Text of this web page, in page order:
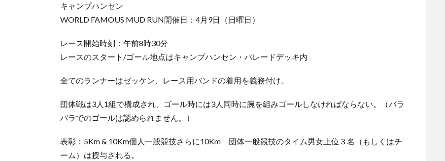
キャンプハンセン
WORLD FAMOUS MUD RUN開催日：4月9日（日曜日）
レース開始時刻：午前8時30分
レースのスタート/ゴール地点はキャンプハンセン・パレードデッキ内
全てのランナーはゼッケン、レース用バンドの着用を義務付け。
団体戦は3人1組で構成され、ゴール時には3人同時に腕を組みゴールしなければならない。（バラ
バラでのゴールは認められません。）
表彰：5Km & 10Km個人一般競技さらに10Km 団体一般競技のタイム男女上位３名（もしくはチ
ーム）は授与される。